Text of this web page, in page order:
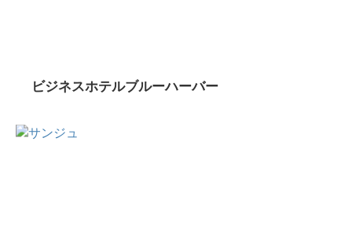
ビジネスホテルブルーハーバー